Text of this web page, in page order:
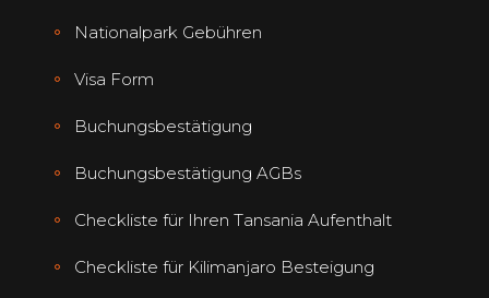
Nationalpark Gebühren
Visa Form
Buchungsbestätigung
Buchungsbestätigung AGBs
Checkliste für Ihren Tansania Aufenthalt
Checkliste für Kilimanjaro Besteigung